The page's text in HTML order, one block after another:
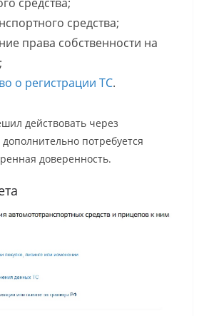
средства;
права собственности на
о регистрации ТС.
действовать через
потребуется
доверенность.